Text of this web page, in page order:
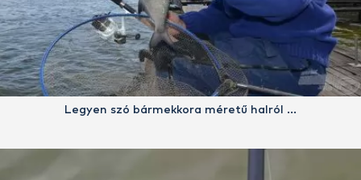
Legyen szó bármekkora méretű halról …